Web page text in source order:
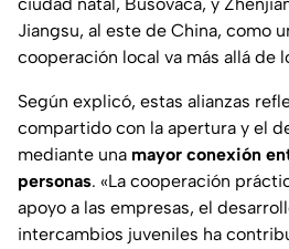
Jiangsu, al este de China, como
cooperación local va más allá de
Según explicó, estas alianzas
compartido con la apertura y el
mediante una mayor conexión
personas. «La cooperación
apoyo a las empresas, el
intercambios juveniles ha